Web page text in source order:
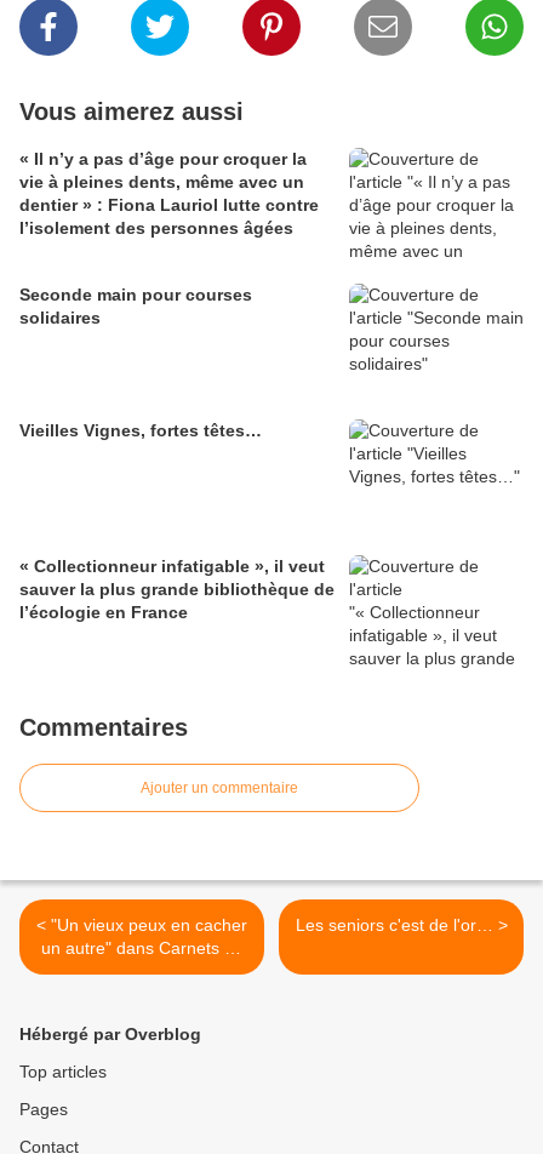
Vous aimerez aussi
« Il n’y a pas d’âge pour croquer la
vie à pleines dents, même avec un
dentier » : Fiona Lauriol lutte contre
l’isolement des personnes âgées
Seconde main pour courses
solidaires
Vieilles Vignes, fortes têtes…
« Collectionneur infatigable », il veut
sauver la plus grande bibliothèque de
l’écologie en France
Commentaires
Ajouter un commentaire
< "Un vieux peux en cacher
un autre" dans Carnets de
Campagne lundi 5 sur
Les seniors c'est de l'or… >
Hébergé par Overblog
Top articles
Pages
Contact